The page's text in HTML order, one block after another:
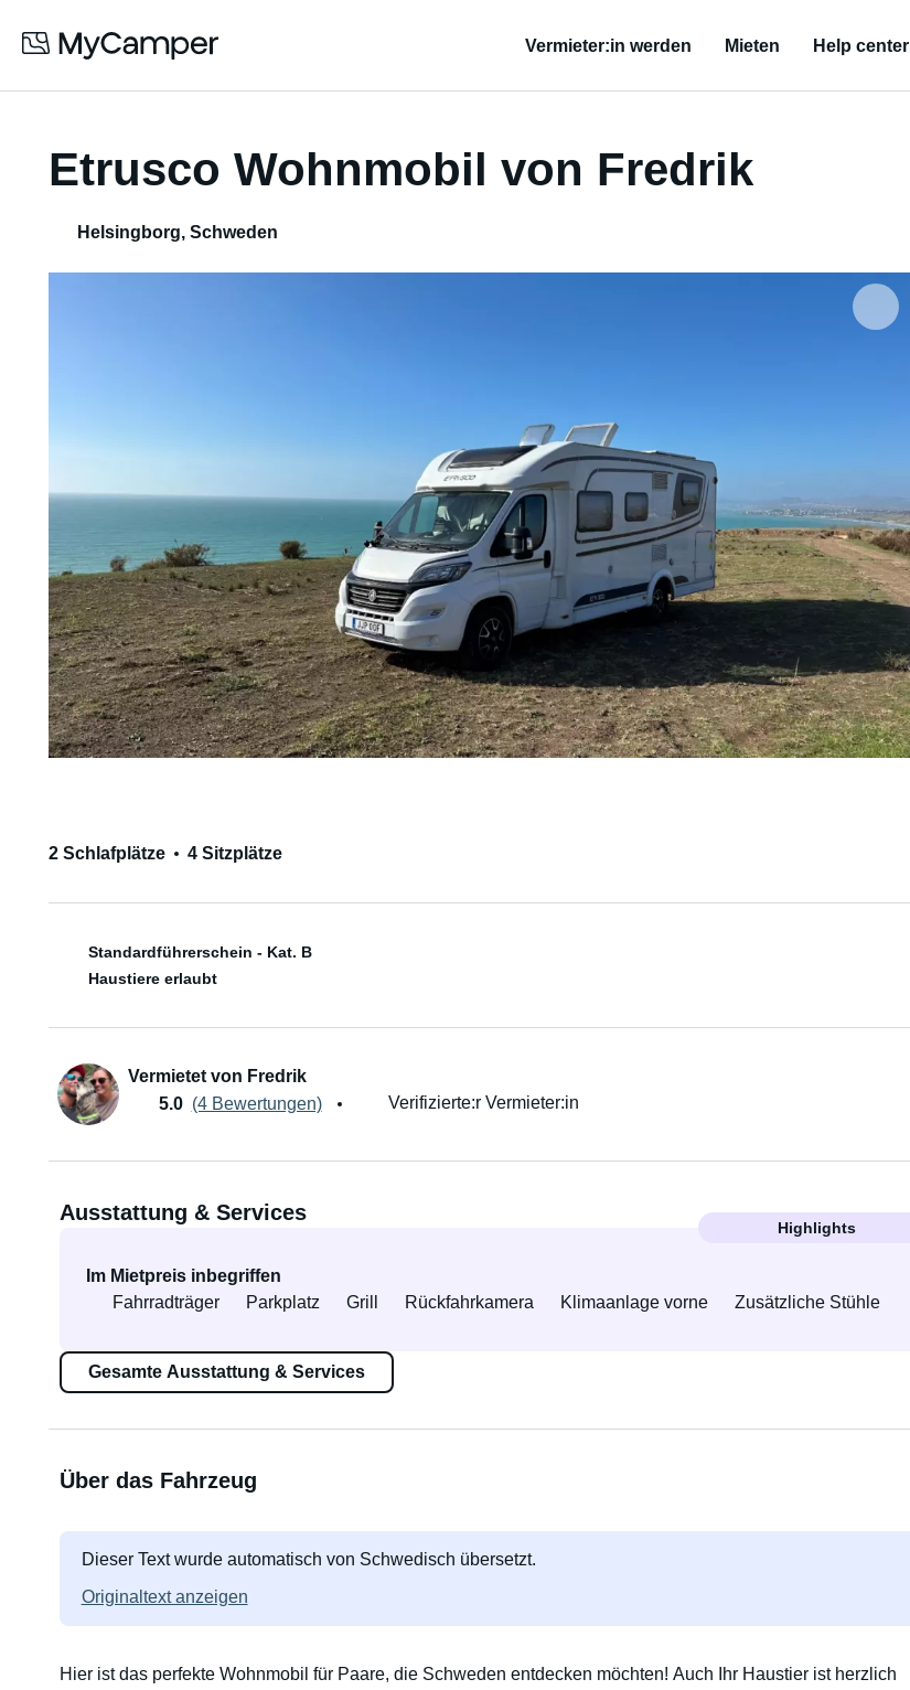
Vermieter:in werden Mieten Help center
Etrusco Wohnmobil von Fredrik
Helsingborg, Schweden
2 Schlafplätze
4 Sitzplätze
Standardführerschein - Kat. B
Haustiere erlaubt
Vermietet von Fredrik
5.0 (4 Bewertungen) Verifizierte:r Vermieter:in
Ausstattung & Services
Highlights
Im Mietpreis inbegriffen
Fahrradträger
Parkplatz Grill Rückfahrkamera Klimaanlage vorne Zusätzliche Stühle
Gesamte Ausstattung & Services
Über das Fahrzeug
Dieser Text wurde automatisch von Schwedisch übersetzt.
Originaltext anzeigen
Hier ist das perfekte Wohnmobil für Paare, die Schweden entdecken möchten! Auch Ihr Haustier ist herzlich